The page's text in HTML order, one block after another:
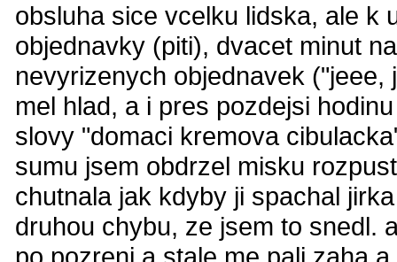
obsluha sice vcelku lidska, ale k
objednavky (piti), dvacet minut
nevyrizenych objednavek
mel hlad, a i pres pozdejsi
slovy "domaci kremova
sumu jsem obdrzel misku
chutnala jak kdyby ji spachal
druhou chybu, ze jsem to snedl.